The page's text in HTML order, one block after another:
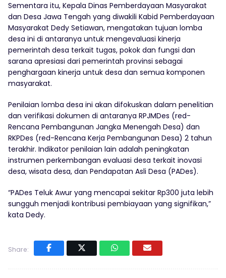
Sementara itu, Kepala Dinas Pemberdayaan Masyarakat
dan Desa Jawa Tengah yang diwakili Kabid Pemberdayaan
Masyarakat Dedy Setiawan, mengatakan tujuan lomba
desa ini di antaranya untuk mengevaluasi kinerja
pemerintah desa terkait tugas, pokok dan fungsi dan
sarana apresiasi dari pemerintah provinsi sebagai
penghargaan kinerja untuk desa dan semua komponen
masyarakat.
Penilaian lomba desa ini akan difokuskan dalam penelitian
dan verifikasi dokumen di antaranya RPJMDes (red-
Rencana Pembangunan Jangka Menengah Desa) dan
RKPDes (red-Rencana Kerja Pembangunan Desa) 2 tahun
terakhir. Indikator penilaian lain adalah peningkatan
instrumen perkembangan evaluasi desa terkait inovasi
desa, wisata desa, dan Pendapatan Asli Desa (PADes).
“PADes Teluk Awur yang mencapai sekitar Rp300 juta lebih
sungguh menjadi kontribusi pembiayaan yang signifikan,”
kata Dedy.
Share: